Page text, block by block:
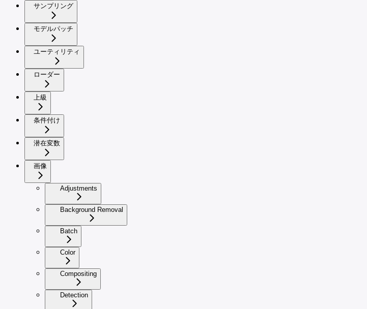
サンプリング
モデルパッチ
ユーティリティ
ローダー
上級
条件付け
潜在変数
画像
Adjustments
Background Removal
Batch
Color
Compositing
Detection